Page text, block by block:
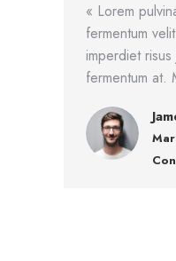
« Lorem
fermentum
imperdiet
fermentum at.